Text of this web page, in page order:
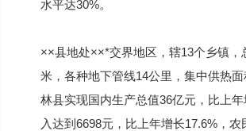
水平达30%。
××县地处××*交界地区，辖13个乡镇
米，各种地下管线14公里，集中供热
林县实现国内生产总值36亿元，比上
入达到6698元，比上年增长17.6%，